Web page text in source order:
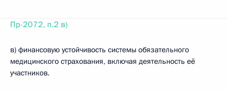
Пр-2072, п.2 в)
в) финансовую устойчивость системы обязательного
медицинского страхования, включая деятельность её
участников.